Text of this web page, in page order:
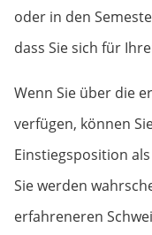
oder in den
dass Sie sich für
Wenn Sie über die
verfügen, können
Einstiegsposition
Sie werden
erfahreneren